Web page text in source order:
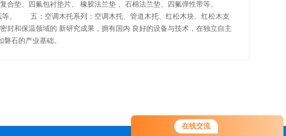
在线交流
复合垫、四氟包衬垫片、 橡胶法兰垫 、石棉法兰垫、四氟弹性带等。
等。 五：空调木托系列：空调木托、管道木托、红松木块、红松木支
封和保温领域的 新研究成果，拥有国内 良好的设备与技术，在独立自主
石的产业基础。